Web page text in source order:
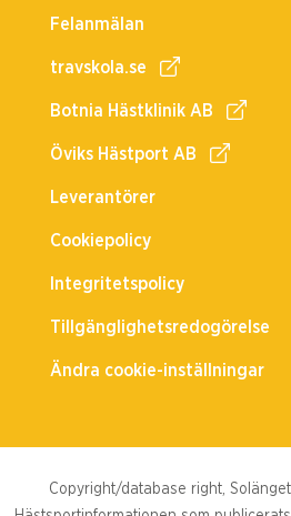
Felanmälan
travskola.se
Botnia Hästklinik AB
Öviks Hästport AB
Leverantörer
Cookiepolicy
Integritetspolicy
Tillgänglighetsredogörelse
Ändra cookie-inställningar
Copyright/database right,